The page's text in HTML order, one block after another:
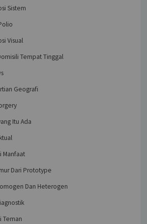
Sistem
Visual
Tempat Tinggal
Geografi
Itu Ada
Manfaat
Dari Prototype
Dan Heterogen
Teman